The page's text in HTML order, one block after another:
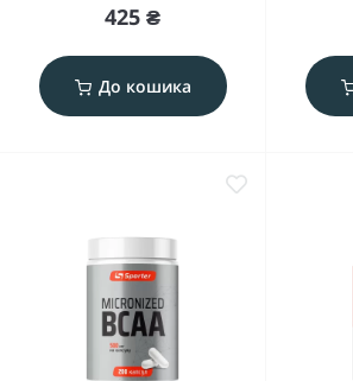
425 ₴
До кошика